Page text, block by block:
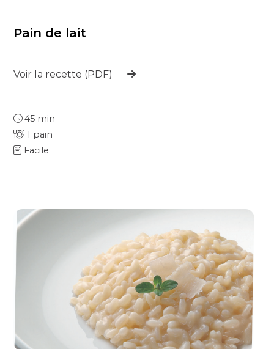
Pain de lait
Voir la recette (PDF)
45 min
1 pain
Facile